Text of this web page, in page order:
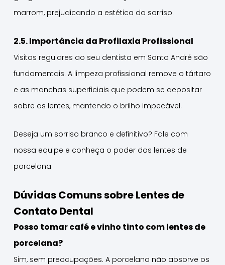
marrom, prejudicando a estética do sorriso.
2.5. Importância da Profilaxia Profissional
Visitas regulares ao seu dentista em Santo André são
fundamentais. A limpeza profissional remove o tártaro
e as manchas superficiais que podem se depositar
sobre as lentes, mantendo o brilho impecável.
Deseja um sorriso branco e definitivo? Fale com
nossa equipe e conheça o poder das lentes de
porcelana.
Dúvidas Comuns sobre Lentes de
Contato Dental
Posso tomar café e vinho tinto com lentes de
porcelana?
Sim, sem preocupações. A porcelana não absorve os